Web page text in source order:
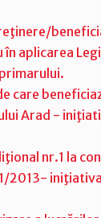
aplicarea
care
Arad -
nr.1 la
2013- iniţiativa